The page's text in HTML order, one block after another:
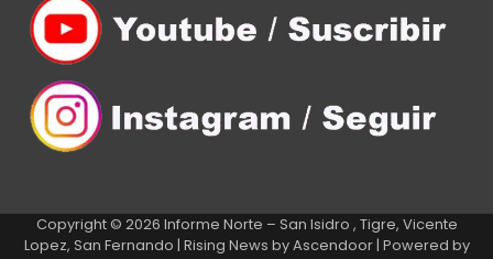
Copyright © 2026 Informe Norte – San Isidro , Tigre, Vicente
Lopez, San Fernando | Rising News byAscendoor| Powered by